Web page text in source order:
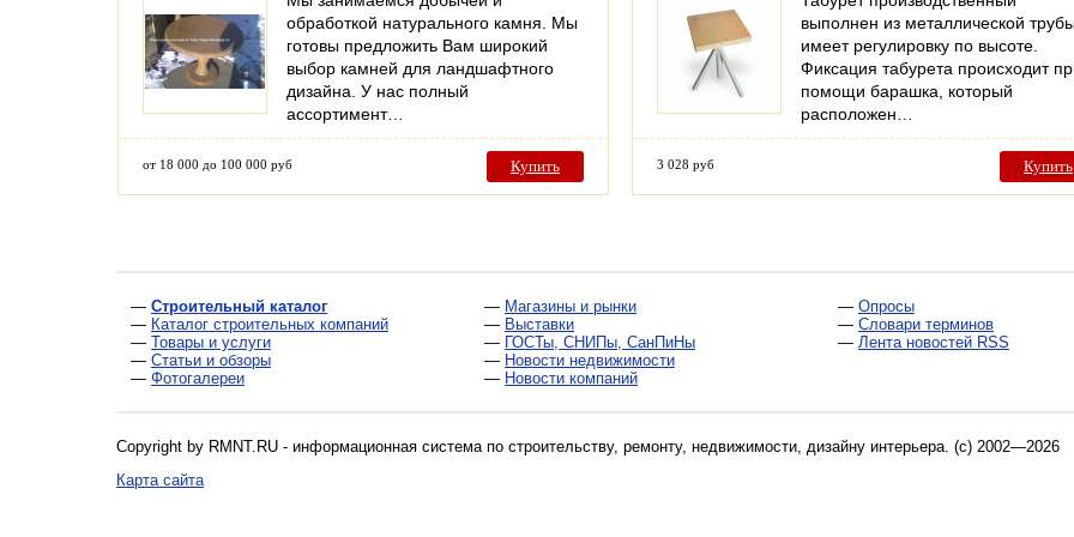
обработкой натурального камня. Мы
готовы предложить Вам широкий
выбор камней для ландшафтного
дизайна. У нас полный
ассортимент…
от 18 000 до 100 000 руб Купить
выполнен из металлической
имеет регулировку по высоте.
Фиксация табурета происходит
помощи барашка, который
расположен…
3 028 руб Купить
— Строительный каталог
— Каталог строительных компаний
— Товары и услуги
— Статьи и обзоры
— Фотогалереи
— Магазины и рынки
— Выставки
— ГОСТы, СНИПы, СанПиНы
— Новости недвижимости
— Новости компаний
— Опросы
— Словари терминов
— Лента новостей RSS
Copyright by RMNT.RU - информационная система по строительству, ремонту, недвижимости, дизайну интерьера. (c) 2002—2026
Карта сайта